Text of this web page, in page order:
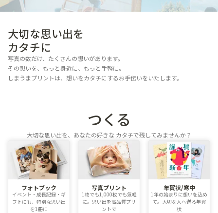
大切な思い出を
カタチに
写真の数だけ、たくさんの想いがあります。
その想いを、もっと身近に、もっと手軽に。
しまうまプリントは、想いをカタチにするお手伝いをいたします。
つくる
大切な思い出を、あなたの好きな カタチで残してみませんか？
フォトブック
イベント・成長記録・ギ
フトにも、特別な思い出
を1冊に
写真プリント
1枚でも1,000枚でも気軽
に。思い出を高品質プリ
ントで
年賀状/寒中
1年の始まりに想いを込め
て。大切な人へ送る年賀
状